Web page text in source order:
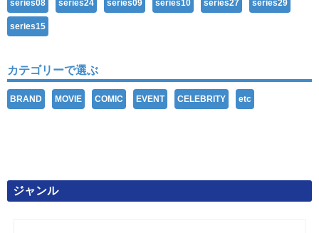
series08 series24 series09 series10 series27 series29
series15
カテゴリーで選ぶ
BRAND MOVIE COMIC EVENT CELEBRITY etc
ジャンル